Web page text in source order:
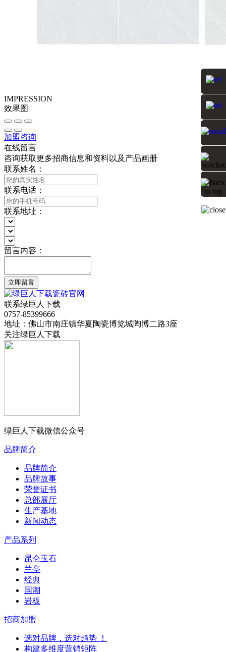
IMPRESSION
效果图
加盟咨询
在线留言
咨询获取更多招商信息和资料以及产品画册
联系姓名：
联系电话：
联系地址：
留言内容：
立即留言
联系绿巨人下载
0757-85399666
地址：佛山市南庄镇华夏陶瓷博览城陶博二路3座
关注绿巨人下载
绿巨人下载微信公众号
品牌简介
品牌简介
品牌故事
荣誉证书
总部展厅
生产基地
新闻动态
产品系列
昆仑玉石
兰亭
经典
国潮
岩板
招商加盟
选对品牌，选对趋势 ！
构建多维度营销矩阵